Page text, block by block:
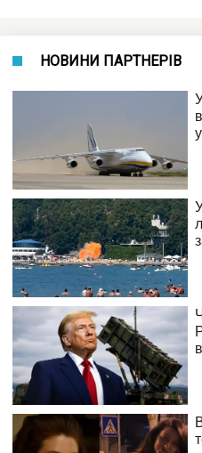
НОВИНИ ПАРТНЕРІВ